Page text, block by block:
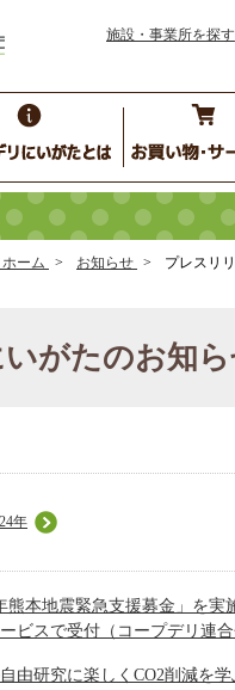
施設・事業所を探す
ーム お知らせ プレスリ
がたのお知
年
熊本地震緊急支援募金」を
ビスで受付（コープデリ連合
由研究に楽しくCO2削減を